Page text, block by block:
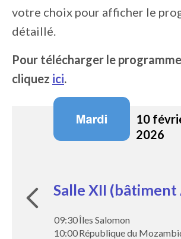
votre choix pour afficher le
détaillé.
Pour télécharger le
cliquez ici.
Image:
10
2026
Salle XII (bâtiment
09:30Îles Salomon
10:00République du
Image:
Salle XII (bâtiment
09:00République de Namibie
10:00République fédérale de
Image:
Salle XII (bâtiment
10:00République du Niger
10:45 Pause café
Image:
Salle XII (bâtiment
09:00Danemark
10:00République d'Estonie